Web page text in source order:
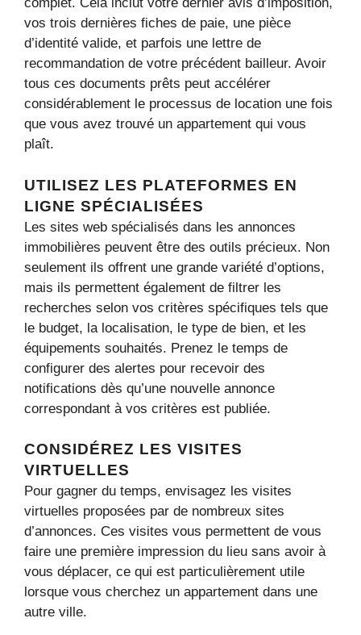
vos trois dernières fiches de paie, une pièce
d’identité valide, et parfois une lettre de
recommandation de votre précédent bailleur. Avoir
tous ces documents prêts peut accélérer
considérablement le processus de location une fois
que vous avez trouvé un appartement qui vous
plaît.
UTILISEZ LES PLATEFORMES EN
LIGNE SPÉCIALISÉES
Les sites web spécialisés dans les annonces
immobilières peuvent être des outils précieux. Non
seulement ils offrent une grande variété d’options,
mais ils permettent également de filtrer les
recherches selon vos critères spécifiques tels que
le budget, la localisation, le type de bien, et les
équipements souhaités. Prenez le temps de
configurer des alertes pour recevoir des
notifications dès qu’une nouvelle annonce
correspondant à vos critères est publiée.
CONSIDÉREZ LES VISITES
VIRTUELLES
Pour gagner du temps, envisagez les visites
virtuelles proposées par de nombreux sites
d’annonces. Ces visites vous permettent de vous
faire une première impression du lieu sans avoir à
vous déplacer, ce qui est particulièrement utile
lorsque vous cherchez un appartement dans une
autre ville.